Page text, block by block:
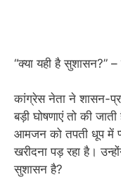
“क्या यही है सुशासन?” –
कांग्रेस नेता ने शासन-
बड़ी घोषणाएं तो की
आमजन को तपती धूप में
खरीदना पड़ रहा है।
सुशासन है?